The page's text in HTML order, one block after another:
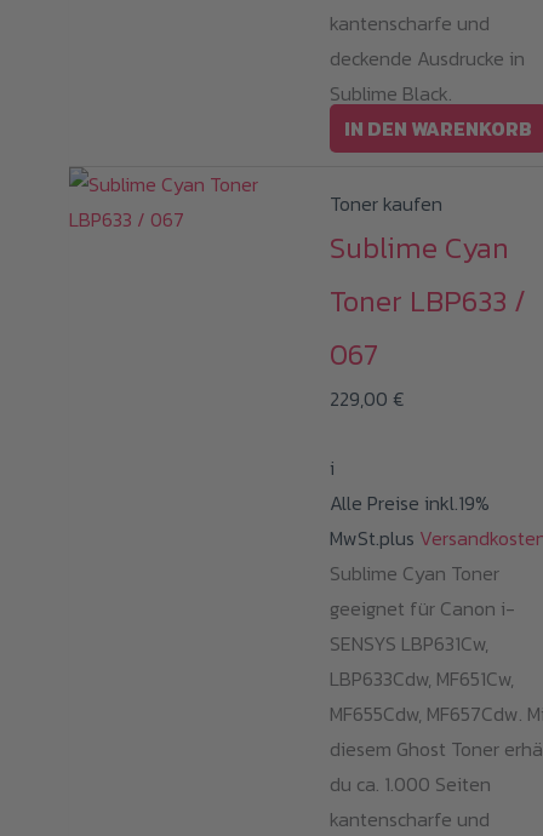
kantenscharfe und
deckende Ausdrucke in
Sublime Black.
IN DEN WARENKORB
Toner kaufen
Sublime Cyan
Toner LBP633 /
067
229,00 €
i
Alle Preise inkl.19%
MwSt.plus
Sublime Cyan Toner
geeignet für Canon i-
SENSYS LBP631Cw,
LBP633Cdw, MF651Cw,
MF655Cdw, MF657Cdw.
diesem Ghost Toner
du ca. 1.000 Seiten
kantenscharfe und